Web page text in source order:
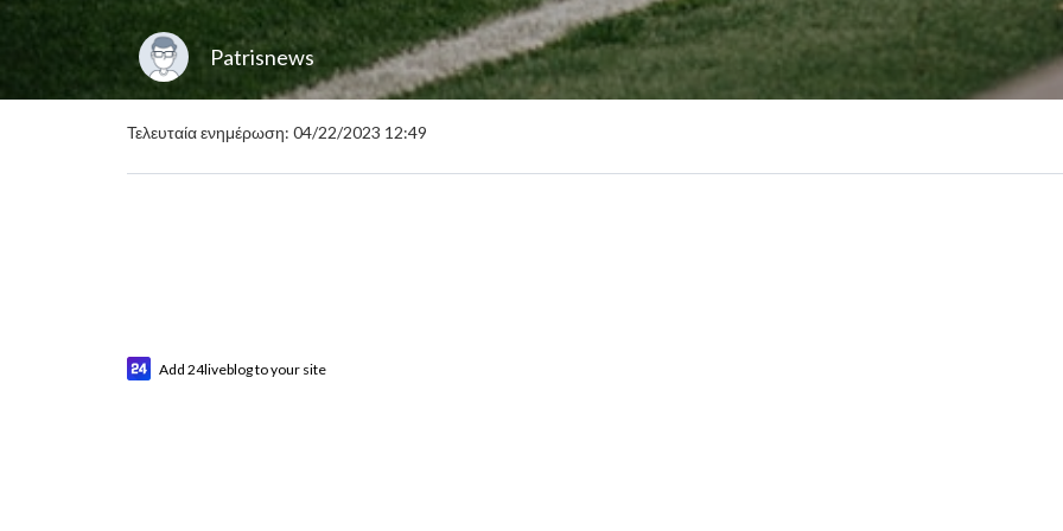
Patrisnews
Τελευταία ενημέρωση: 04/22/2023 12:49
Add 24liveblog to your site